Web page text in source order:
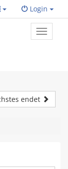
Login
Toggle
primary
endet